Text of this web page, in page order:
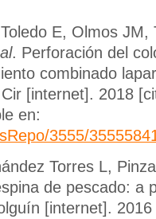
E, Olmos JM,
. Perforación del
combinado
[internet]. 2018
en:
3555/
Torres L,
de pescado: a
[internet].